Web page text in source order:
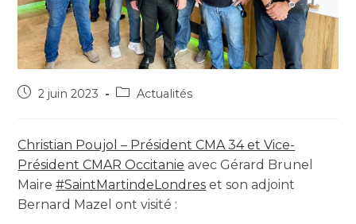
2 juin 2023 Actualités
Christian Poujol – Président CMA 34 et Vice-
Président CMAR Occitanie avec Gérard Brunel
Maire#SaintMartindeLondres et son adjoint
Bernard Mazel ont visité :